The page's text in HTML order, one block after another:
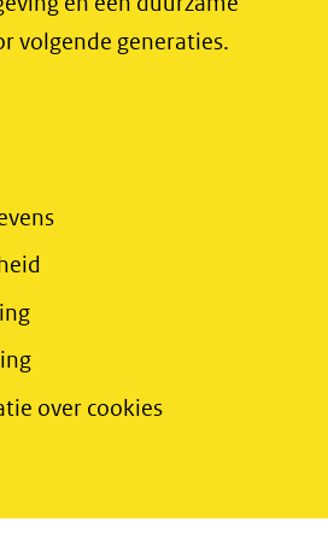
volgende generaties.
over cookies